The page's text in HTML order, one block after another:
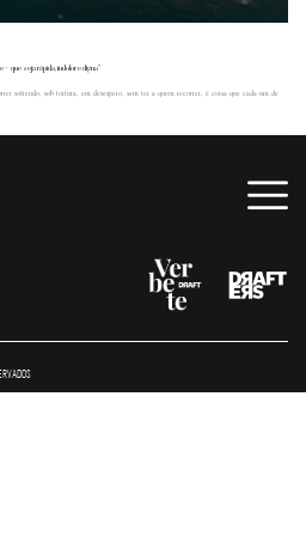
que seja rápida, indolor e digna”
sofrendo, sob tortura, em desespero, sem ter a quem recorrer, é coisa que cada um de